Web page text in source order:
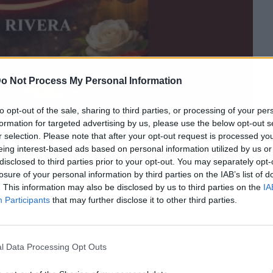
Not Process My Personal Information
opt-out of the sale, sharing to third parties, or processing of your
for targeted advertising by us, please use the below opt-out
selection. Please note that after your opt-out request is processed
interest-based ads based on personal information utilized by us
to third parties prior to your opt-out. You may separately
of your personal information by third parties on the IAB’s list of
This information may also be disclosed by us to third parties on the
Participants that may further disclose it to other third parties.
Data Processing Opt Outs
absoluto cuando decidió oficializar su
la televisión comercial. El carismático Kiko
profesional y personal totalmente ajena a los
soplo de aire fresco.